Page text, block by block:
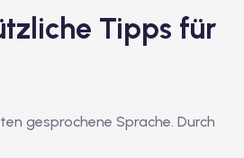
Tipps für
gesprochene Sprache. Durch